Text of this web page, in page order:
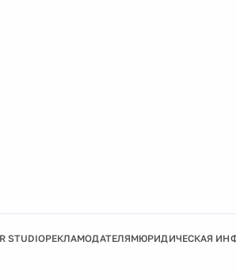
STUDIOРЕКЛАМОДАТЕЛЯМЮРИДИЧЕСКАЯ